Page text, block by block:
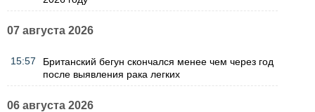
07 августа 2026
15:57
Британский бегун скончался менее чем через год
после выявления рака легких
06 августа 2026